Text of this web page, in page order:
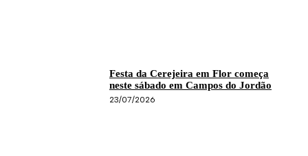
Festa da Cerejeira em Flor começa
neste sábado em Campos do Jordão
23/07/2026